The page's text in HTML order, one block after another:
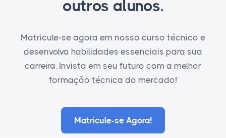
outros alunos.
Matricule-se agora em nosso curso técnico e
desenvolva habilidades essenciais para sua
carreira. Invista em seu futuro com a melhor
formação técnica do mercado!
Matricule-se Agora!